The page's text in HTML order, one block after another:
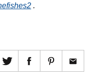
.